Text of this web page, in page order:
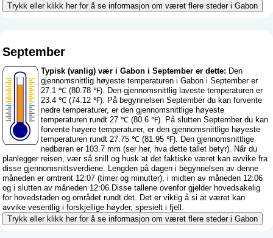
Trykk eller klikk her for å se informasjon om været flere steder i Gabon
September
Typisk (vanlig) vær i Gabon i September er dette: Den
gjennomsnittlig høyeste temperaturen i Gabon i September er
27.1 ℃ (80.78 ℉). Den gjennomsnittlig laveste temperaturen er
23.4 ℃ (74.12 ℉). På begynnelsen September du kan forvente
nedre temperaturer, er den gjennomsnittlige høyeste
temperaturen rundt 27 ℃ (80.6 ℉). På slutten September du kan
forvente høyere temperaturer, er den gjennomsnittlige høyeste
temperaturen rundt 27.75 ℃ (81.95 ℉). Den gjennomsnittlige
nedbøren er 103.7 mm (ser her, hva dette tallet betyr). Når du
planlegger reisen, vær så snill og husk at det faktiske været kan avvike fra
disse gjennomsnittsverdiene. Lengden på dagen i begynnelsen av denne
måneden er omtrent 12:07 (timer og minutter), i midten av måneden 12:06
og i slutten av måneden 12:06.Disse tallene ovenfor gjelder hovedsakelig
for hovedstaden og området rundt det. Det er viktig å si at været kan
avvike vesentlig i forskjellige høyder, spesielt i fjell.
Trykk eller klikk her for å se informasjon om været flere steder i Gabon